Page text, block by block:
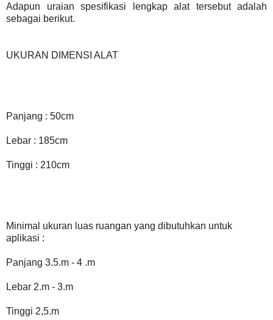
Adapun uraian spesifikasi lengkap alat tersebut adalah
sebagai berikut.
UKURAN DIMENSI ALAT
Panjang : 50cm
Lebar : 185cm
Tinggi : 210cm
Minimal ukuran luas ruangan yang dibutuhkan untuk
aplikasi :
Panjang 3.5.m - 4 .m
Lebar 2.m - 3.m
Tinggi 2,5.m